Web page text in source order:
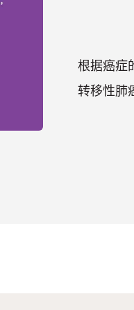
根据癌症
转移性肺